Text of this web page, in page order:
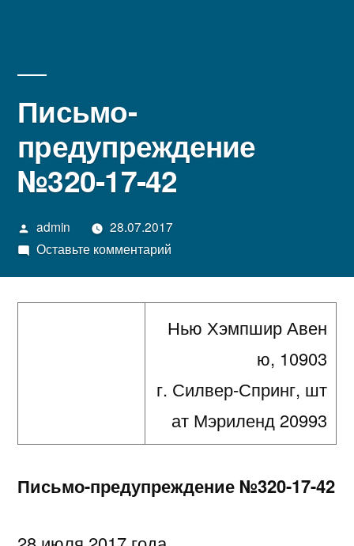
Письмо-
предупреждение
№320-17-42
Написано
автором
admin
28.07.2017
Оставьте комментарийк
17-
Нью Хэмпшир Авен
ю, 10903
г. Силвер-Спринг, шт
ат Мэриленд 20993
Письмо-предупреждение №320-17-42